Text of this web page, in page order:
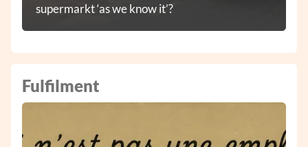
supermarkt ‘as we know it’?
Fulfilment